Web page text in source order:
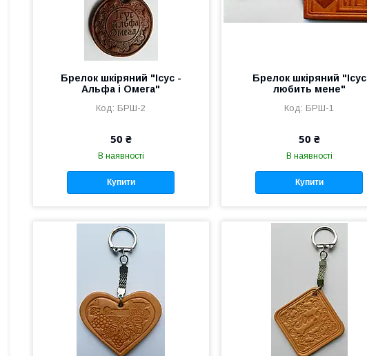
Брелок шкіряний "Ісус -
Альфа і Омега"
БРШ-2
50 ₴
В наявності
Купити
Брелок шкіряний "Ісус
любить мене"
БРШ-1
50 ₴
В наявності
Купити